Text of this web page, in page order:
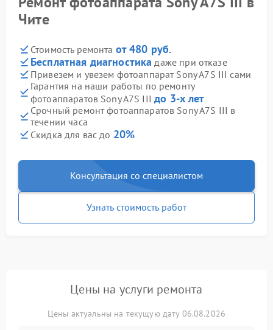
Чите
Стоимость ремонта от 480 руб.
Бесплатная диагностика даже при отказе
Привезем и увезем фотоаппарат Sony A7S III сами
Гарантия на наши работы по ремонту
фотоаппаратов Sony A7S IIIдо 3-х лет
Срочный ремонт фотоаппаратов Sony A7S III в
течении часа
Скидка для вас до 20%
Консультация со специалистом
Узнать стоимость работ
Цены на услуги ремонта
Цены актуальны на текущую дату 06.08.2026